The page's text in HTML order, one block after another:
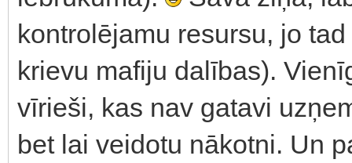
kontrolējamu resursu, jo
krievu mafiju dalības).
vīrieši, kas nav gatavi
bet lai veidotu nākotni. Un